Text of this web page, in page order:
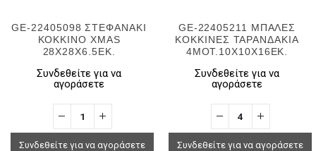
GE-22405098 ΣΤΕΦΑΝΑΚΙ
ΚΟΚΚΙΝΟ XMAS
28X28X6.5EK.
Συνδεθείτε για να
αγοράσετε
Συνδεθείτε για να αγοράσετε
GE-22405211 ΜΠΑΛΕΣ
ΚΟΚΚΙΝΕΣ ΤΑΡΑΝΔΑΚΙΑ
4ΜΟΤ.10Χ10Χ16ΕΚ.
Συνδεθείτε για να
αγοράσετε
Συνδεθείτε για να αγοράσετε